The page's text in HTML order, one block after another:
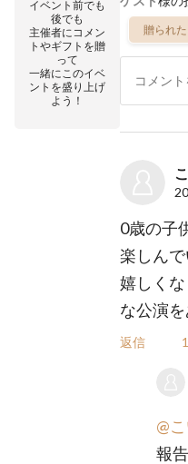
イベント前でも
後でも
主催者にコメン
トやギフトを贈
って
一緒にこのイベ
ントを盛り上げ
よう！
贈られ
0歳の子
楽しん
嬉しく
な公演
返信
@
報